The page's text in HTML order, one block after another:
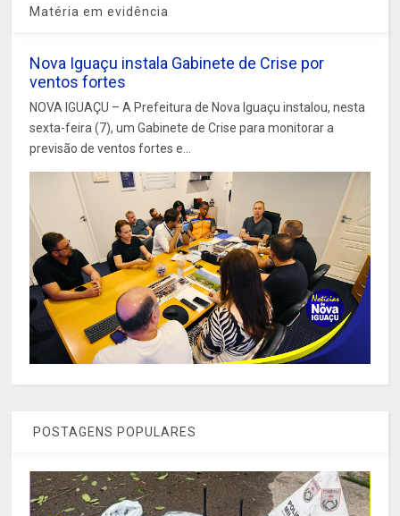
Matéria em evidência
Nova Iguaçu instala Gabinete de Crise por
ventos fortes
NOVA IGUAÇU – A Prefeitura de Nova Iguaçu instalou, nesta
sexta-feira (7), um Gabinete de Crise para monitorar a
previsão de ventos fortes e...
POSTAGENS POPULARES